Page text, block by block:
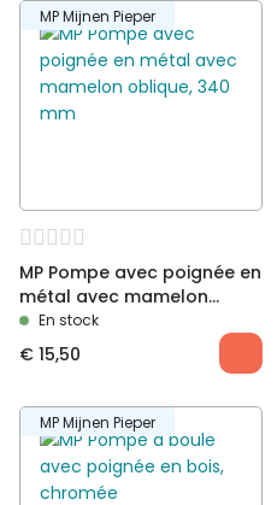
MP Mijnen Pieper
MP Pompe avec poignée en
métal avec mamelon
oblique, 340 mm
En stock
€ 15,50
MP Mijnen Pieper